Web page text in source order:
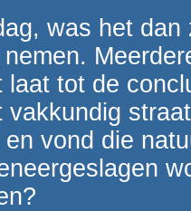
was het
laat tot de
vakkundig
vond die